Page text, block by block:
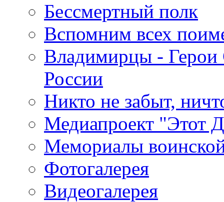
Бессмертный полк
Вспомним всех
Владимирцы - Герои
России
Никто не забыт,
Медиапроект "Этот
Мемориалы
Фотогалерея
Видеогалерея